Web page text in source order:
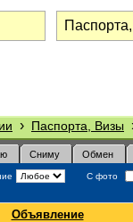
› Паспорта, Визы
Сниму Обмен
С фото
Объявление